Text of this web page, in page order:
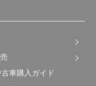
古車購入ガイド